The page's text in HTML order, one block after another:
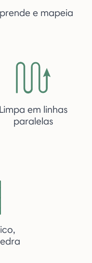
e mapeia
Limpa em linhas
paralelas